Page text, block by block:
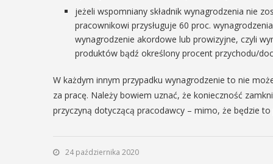
jeżeli wspomniany składnik wynagrodzenia nie
pracownikowi przysługuje 60 proc.
wynagrodzenie akordowe lub prowizyjne, czyli
produktów bądź określony procent przychodu/
W każdym innym przypadku wynagrodzenie to nie
za pracę. Należy bowiem uznać, że konieczność
przyczyną dotyczącą pracodawcy – mimo, że będzie
24 października 2020